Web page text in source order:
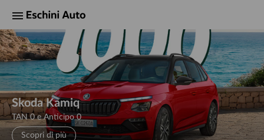
Skoda Kamiq
TAN 0 e Anticipo 0
Scopri di più